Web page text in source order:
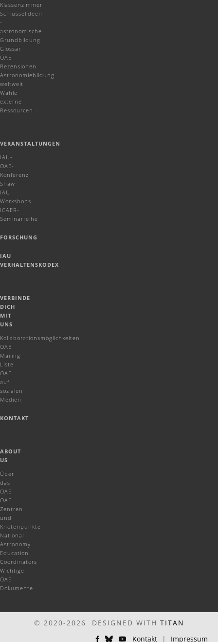
Klassenzimmer
Schlüsselideen
-
astronomische
Grundbildung
Glossar
OAE
Rezensionen
Astronomiebildung
weltweit
Wähle
externe
Ressourcen
VERANSTALTUNGEN
IAU-
OAE-
Konferenz
Shaw-
IAU
Workshops
ICAER-
Seminarreihe
FORSCHUNG
IAU
VERHALTENSKODEX
VERBINDE
DICH
MIT
UNS
Kollaborationsmöglichkeiten
OAE
Mailing-
Liste
OAE
auf
sozialen
Medien
KONTAKT
ABOUT
US
Über
das
OAE
OAE
Zentren
und
Knotenpunkte
National
Astronomy
Education
Coordinators
Wichtige
OAE
Dokumente
© 2020-2026 DESIGNED WITH TITAN
Kontakt
| Impressum